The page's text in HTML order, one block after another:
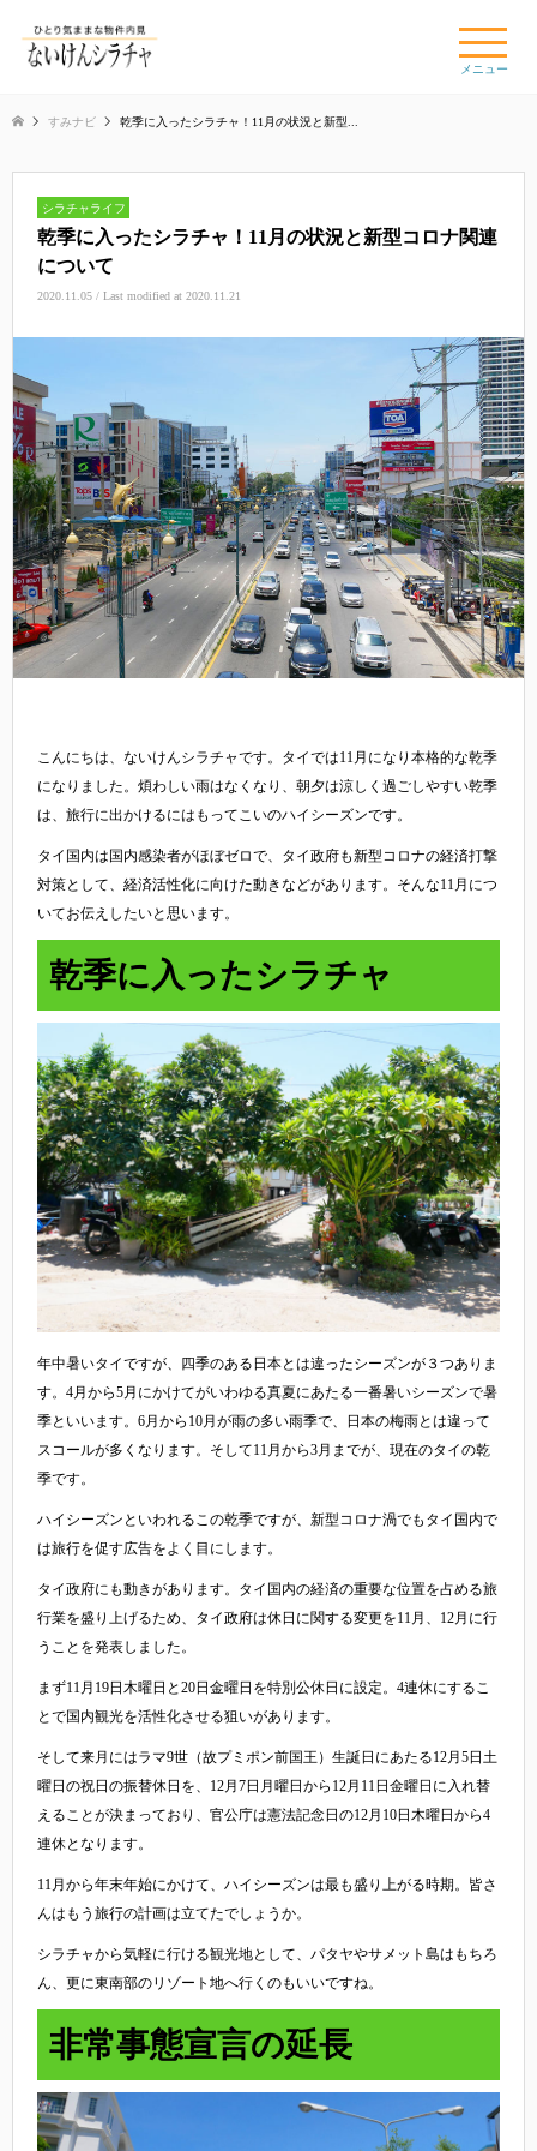
×
メニュー
すみナビ 乾季に入ったシラチャ！11月の状況と新型...
シラチャライフ
乾季に入ったシラチャ！11月の状況と新型コロナ関連
について
2020.11.05 / Last modified at 2020.11.21
こんにちは、ないけんシラチャです。タイでは11月になり本格的な乾季
になりました。煩わしい雨はなくなり、朝夕は涼しく過ごしやすい乾季
は、旅行に出かけるにはもってこいのハイシーズンです。
タイ国内は国内感染者がほぼゼロで、タイ政府も新型コロナの経済打撃
対策として、経済活性化に向けた動きなどがあります。そんな11月につ
いてお伝えしたいと思います。
乾季に入ったシラチャ
年中暑いタイですが、四季のある日本とは違ったシーズンが３つありま
す。4月から5月にかけてがいわゆる真夏にあたる一番暑いシーズンで暑
季といいます。6月から10月が雨の多い雨季で、日本の梅雨とは違って
スコールが多くなります。そして11月から3月までが、現在のタイの乾
季です。
ハイシーズンといわれるこの乾季ですが、新型コロナ渦でもタイ国内で
は旅行を促す広告をよく目にします。
タイ政府にも動きがあります。タイ国内の経済の重要な位置を占める旅
行業を盛り上げるため、タイ政府は休日に関する変更を11月、12月に行
うことを発表しました。
まず11月19日木曜日と20日金曜日を特別公休日に設定。4連休にするこ
とで国内観光を活性化させる狙いがあります。
そして来月にはラマ9世（故プミポン前国王）生誕日にあたる12月5日土
曜日の祝日の振替休日を、12月7日月曜日から12月11日金曜日に入れ替
えることが決まっており、官公庁は憲法記念日の12月10日木曜日から4
連休となります。
11月から年末年始にかけて、ハイシーズンは最も盛り上がる時期。皆さ
んはもう旅行の計画は立てたでしょうか。
シラチャから気軽に行ける観光地として、パタヤやサメット島はもちろ
ん、更に東南部のリゾート地へ行くのもいいですね。
非常事態宣言の延長